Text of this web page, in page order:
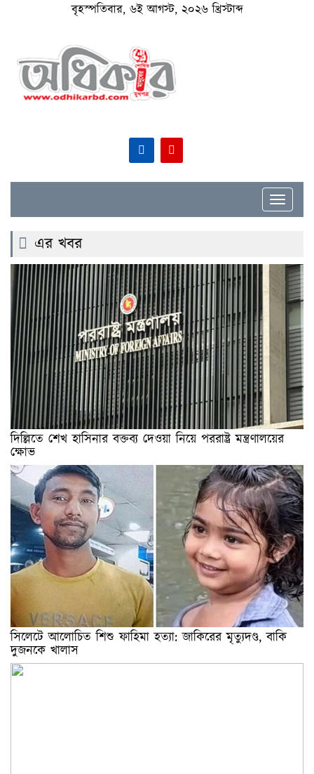
বৃহস্পতিবার, ৬ই আগস্ট, ২০২৬ খ্রিস্টাব্দ
Toggle
এর খবর
দিল্লিতে শেখ হাসিনার বক্তব্য দেওয়া নিয়ে পররাষ্ট্র মন্ত্রণালয়ের
ক্ষোভ
সিলেটে আলোচিত শিশু ফাহিমা হত্যা: জাকিরের মৃত্যুদণ্ড, বাকি
দুজনকে খালাস